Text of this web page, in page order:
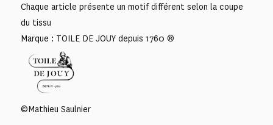
Chaque article présente un motif différent selon la coupe
du tissu
Marque : TOILE DE JOUY depuis 1760 ®
©Mathieu Saulnier